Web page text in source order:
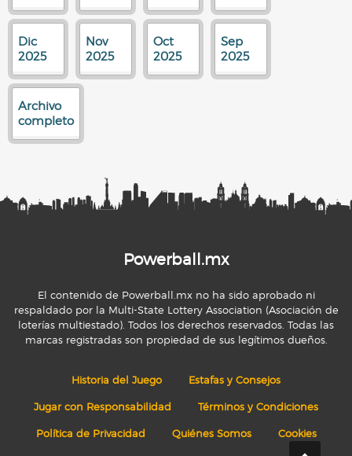
Dic
2025
Nov
2025
Oct
2025
Sep
2025
Archivo
completo
Powerball.mx
El contenido de Powerball.mx no ha sido aprobado ni
respaldado por la Multi-State Lottery Association (Asociación de
loterías multiestado). Todos los derechos reservados. Todas las
marcas registradas son propiedad de sus legítimos dueños.
Historia del Juego Estafas y Consejos
Jugar con Responsabilidad Términos y Condiciones
Política de Privacidad Quiénes Somos Cookies